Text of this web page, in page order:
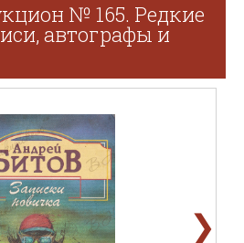
№ 165. Редкие
автографы и
❯